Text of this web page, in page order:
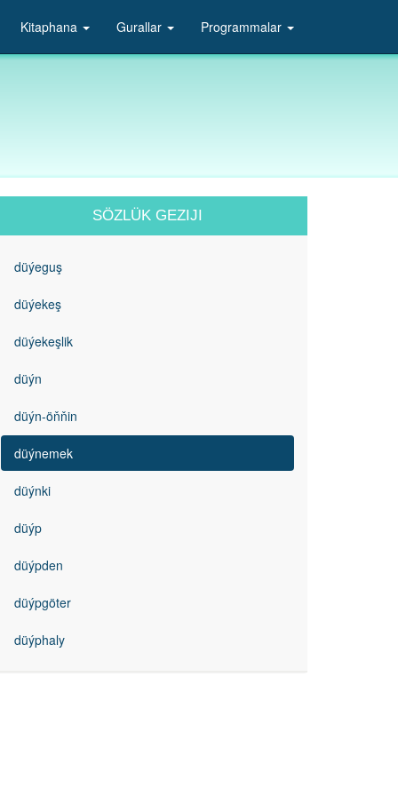
Kitaphana Gurallar Programmalar
SÖZLÜK GEZIJI
düýeguş
düýekeş
düýekeşlik
düýn
düýn-öňňin
düýnemek
düýnki
düýp
düýpden
düýpgöter
düýphaly